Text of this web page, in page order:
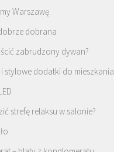
Warszawę
dobrana
zabrudzony dywan?
stylowe dodatki do mieszkania
strefę relaksu w salonie?